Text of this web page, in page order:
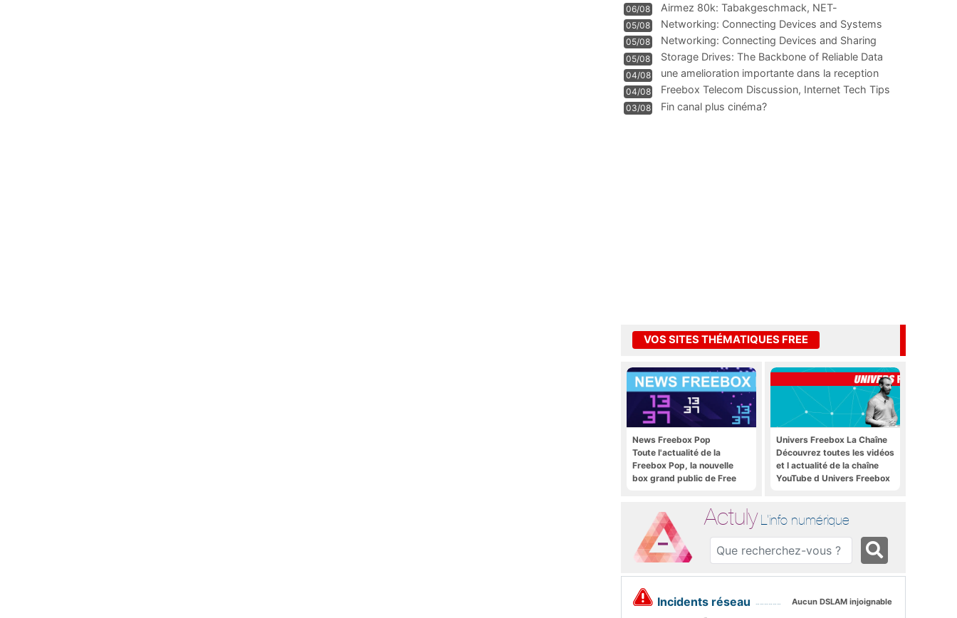
06/08
Airmez 80k: Tabakgeschmack, NET-
Technologie und Leistung im
05/08 Networking: Connecting Devices and Systems
05/08
Networking: Connecting Devices and Sharing
Information
05/08
Storage Drives: The Backbone of Reliable Data
Management
04/08
une amelioration importante dans la reception
WIFI
04/08
Freebox Telecom Discussion, Internet Tech Tips
Communi
03/08 Fin canal plus cinéma?
VOS SITES THÉMATIQUES FREE
News Freebox Pop
Toute l'actualité de la
Freebox Pop, la nouvelle
box grand public de Free
Univers Freebox La Chaîne
Découvrez toutes les vidéos
et l actualité de la chaîne
YouTube d Univers Freebox
Actuly L'info numérique
Incidents réseau Aucun DSLAM injoignable